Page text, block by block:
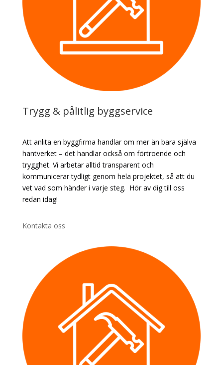
Trygg & pålitlig byggservice
Att anlita en byggfirma handlar om mer än bara själva
hantverket – det handlar också om förtroende och
trygghet. Vi arbetar alltid transparent och
kommunicerar tydligt genom hela projektet, så att du
vet vad som händer i varje steg. Hör av dig till oss
redan idag!
Kontakta oss